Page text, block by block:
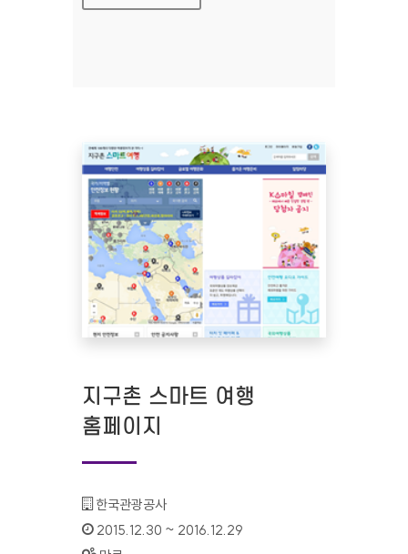
지구촌 스마트 여행
홈페이지
기관명 :
한국관광공사
인증기간 :
2015.12.30 ~ 2016.12.29